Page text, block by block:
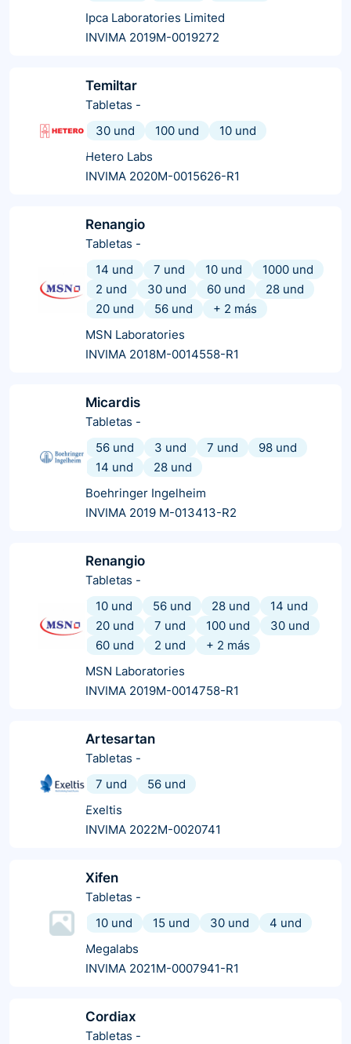
Ipca Laboratories Limited
INVIMA 2019M-0019272
Temiltar
Tabletas -
30 und
100 und
10 und
Hetero Labs
INVIMA 2020M-0015626-R1
Renangio
Tabletas -
14 und
7 und 10 und
1000 und
2 und
30 und 60 und
28 und
20 und
56 und + 2 más
MSN Laboratories
INVIMA 2018M-0014558-R1
Micardis
Tabletas -
56 und
3 und 7 und
98 und
14 und
28 und
Boehringer Ingelheim
INVIMA 2019 M-013413-R2
Renangio
Tabletas -
10 und
56 und 28 und
14 und
20 und
7 und 100 und
30 und
60 und
2 und + 2 más
MSN Laboratories
INVIMA 2019M-0014758-R1
Artesartan
Tabletas -
7 und
56 und
Exeltis
INVIMA 2022M-0020741
Xifen
Tabletas -
10 und
15 und 30 und
4 und
Megalabs
INVIMA 2021M-0007941-R1
Cordiax
Tabletas -